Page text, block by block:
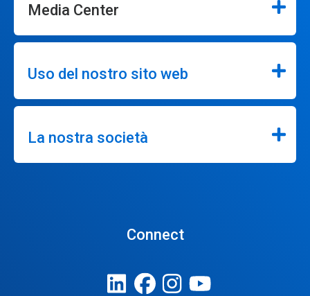
Media Center
Uso del nostro sito web
La nostra società
Connect